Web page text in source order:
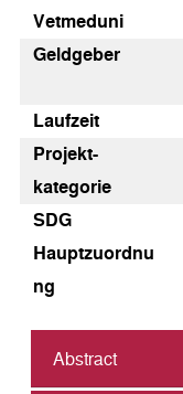
Vetmeduni
Geldgeber
Laufzeit
Pro­jekt­
kategorie
SDG
Hauptzuordnu
ng
Abstract